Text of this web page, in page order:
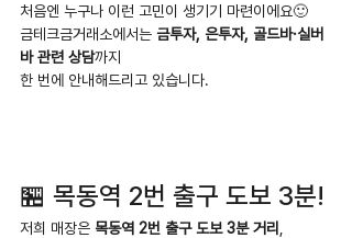
처음엔 누구나 이런 고민이 생기기 마련이에요🙂
금테크금거래소에서는 금투자, 은투자, 골드바·실버
바 관련 상담까지
한 번에 안내해드리고 있습니다.
🏪 목동역 2번 출구 도보 3분!
저희 매장은 목동역 2번 출구 도보 3분 거리